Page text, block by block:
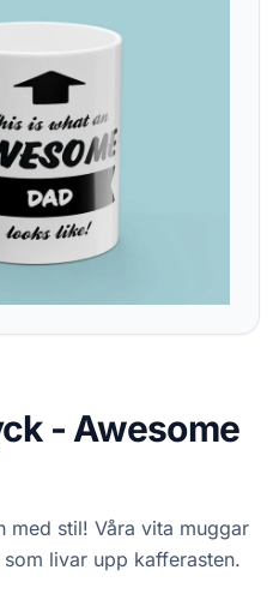
- Awesome
med stil! Våra vita muggar
livar upp kafferasten.